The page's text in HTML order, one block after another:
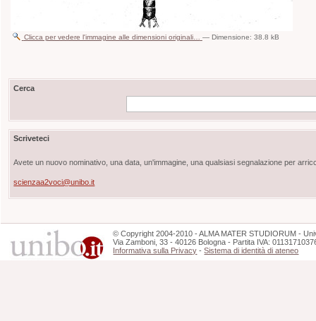
Clicca per vedere l'immagine alle dimensioni originali… — Dimensione: 38.8 kB
Cerca
Scriveteci
Avete un nuovo nominativo, una data, un'immagine, una qualsiasi segnalazione per
scienzaa2voci@unibo.it
©Copyright 2004-2010 - ALMA MATER STUDIORUM -
Via Zamboni, 33 - 40126 Bologna - Partita IVA:
Informativa sulla Privacy -Sistema di identità di ateneo